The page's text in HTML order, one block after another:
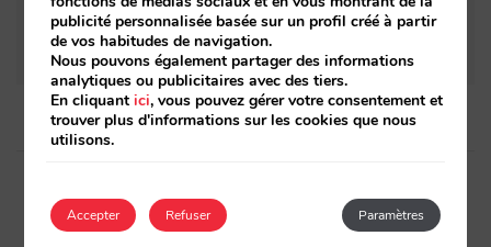
Mirai participe au E-day Tourisme de Lille
navigation
Article précédent
Book on Google (4 sur 4) :
Article suivant
Offres : vous pouvez
publicité personnalisée basée sur un profil créé à partir
de vos habitudes de navigation.
Nous pouvons également partager des informations
analytiques ou publicitaires avec des tiers.
En cliquantici, vous pouvez gérer votre consentement et
trouver plus d'informations sur les cookies que nous
utilisons.
Accepter Paramètres
Refuser